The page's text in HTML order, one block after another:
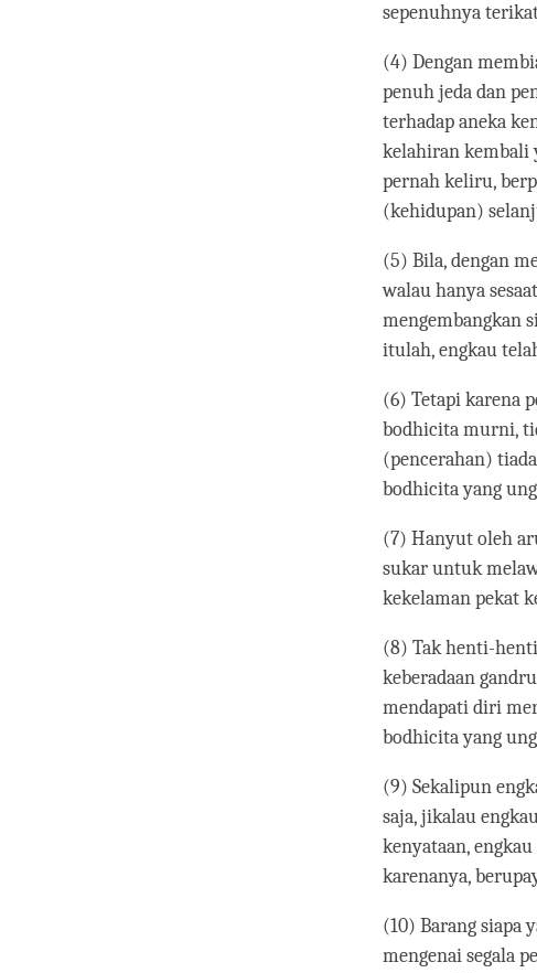
sepenuhnya
(4) Dengan
penuh jeda dan
terhadap aneka
kelahiran kembali
pernah keliru,
(kehidupan)
(5) Bila, dengan
walau hanya
mengembangkan
itulah, engkau
(6) Tetapi karena
bodhicita murni,
(pencerahan)
bodhicita yang
(7) Hanyut oleh
sukar untuk
kekelaman pekat
(8) Tak henti-
keberadaan
mendapati diri
bodhicita yang
(9) Sekalipun
saja, jikalau
kenyataan,
karenanya,
(10) Barang siapa
mengenai segala